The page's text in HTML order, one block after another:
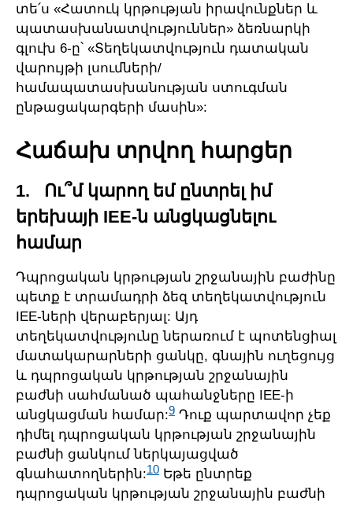
տե՛ս «Հատուկ կրթության իրավունքներ և
պատասխանատվություններ» ձեռնարկի
գլուխ 6-ը՝ «Տեղեկատվություն դատական
վարույթի լսումների/
համապատասխանության ստուգման
ընթացակարգերի մասին»:
Հաճախ տրվող հարցեր
1. Ու՞մ կարող եմ ընտրել իմ
երեխայի IEE-ն անցկացնելու
համար
Դպրոցական կրթության շրջանային բաժինը
պետք է տրամադրի ձեզ տեղեկատվություն
IEE-ների վերաբերյալ: Այդ
տեղեկատվությունը ներառում է պոտենցիալ
մատակարարների ցանկը, գնային ուղեցույց
և դպրոցական կրթության շրջանային
բաժնի սահմանած պահանջները IEE-ի
անցկացման համար:9 Դուք պարտավոր չեք
դիմել դպրոցական կրթության շրջանային
բաժնի ցանկում ներկայացված
գնահատողներին:10 Եթե ընտրեք
դպրոցական կրթության շրջանային բաժնի